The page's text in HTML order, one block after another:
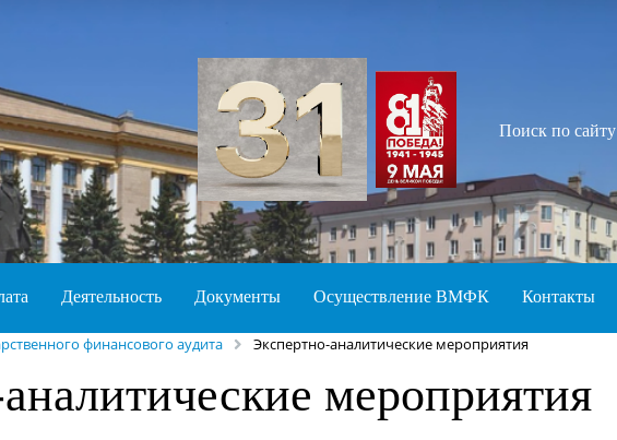
Поиск по сайту
Деятельность Документы Осуществление ВМФК Контакты
финансового аудита Экспертно-аналитические мероприятия
мероприятия